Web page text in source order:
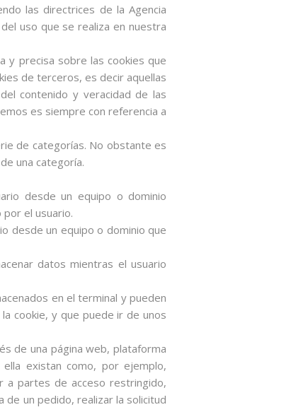
las directrices de la Agencia
uso que se realiza en nuestra
y precisa sobre las cookies que
de terceros, es decir aquellas
contenido y veracidad de las
es siempre con referencia a
de categorías. No obstante es
una categoría.
desde un equipo o dominio
el usuario.
desde un equipo o dominio que
datos mientras el usuario
en el terminal y pueden
cookie, y que puede ir de unos
de una página web, plataforma
existan como, por ejemplo,
a partes de acceso restringido,
un pedido, realizar la solicitud